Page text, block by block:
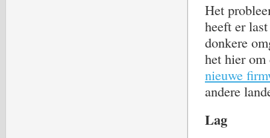
Het
heeft er
donkere
het hier
nieuwe
andere
Lag